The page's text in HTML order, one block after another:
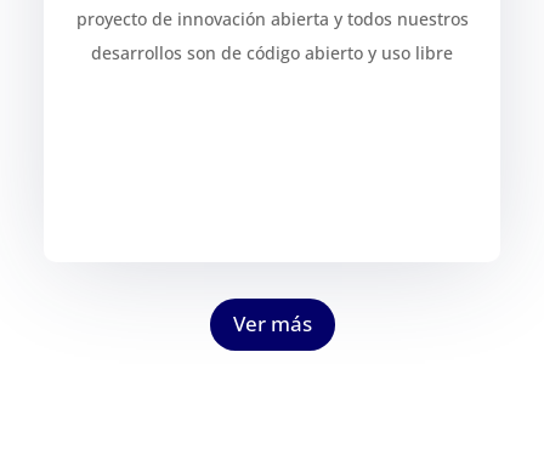
proyecto de innovación abierta y todos nuestros
desarrollos son de código abierto y uso libre
Ver más